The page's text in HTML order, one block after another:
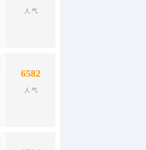
人 气
6582
人 气